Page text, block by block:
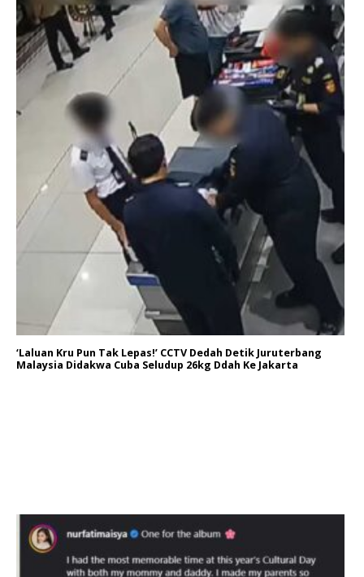
‘Laluan Kru Pun Tak Lepas!’ CCTV Dedah Detik Juruterbang
Malaysia Didakwa Cuba Seludup 26kg Ddah Ke Jakarta